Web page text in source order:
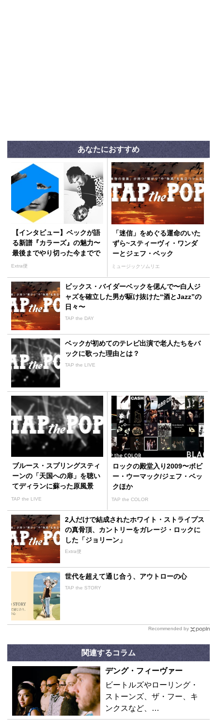
あなたにおすすめ
【インタビュー】ベックが語
る新譜『カラーズ』の魅力〜
最後までやり切った今までで
一番野心的なアルバム
Extra便
「迷信」をめぐる運命のいた
ずら~スティーヴィ・ワンダ
ーとジェフ・ベック
ミュージックソムリエ
ビックス・バイダーベックを偲んで〜白人ジ
ャズを確立した男が駆け抜けた“酒とJazz”の
日々〜
TAP the DAY
ベックが初めてのテレビ出演で老人たちをバ
ックに歌った理由とは？
TAP the LIVE
ブルース・スプリングスティ
ーンの「天国への扉」を聴い
てディランに蘇った原風景
TAP the LIVE
ロックの殿堂入り2009〜ボビ
ー・ウーマック/ジェフ・ベッ
クほか
TAP the COLOR
2人だけで結成されたホワイト・ストライプス
の真骨頂、カントリーをガレージ・ロックに
した「ジョリーン」
Extra便
世代を超えて通じ合う、アウトローの心
TAP the STORY
Recommended by
関連するコラム
デング・フィーヴァー
ビートルズやローリング・
ストーンズ、ザ・フー、キ
ンクスなど、…